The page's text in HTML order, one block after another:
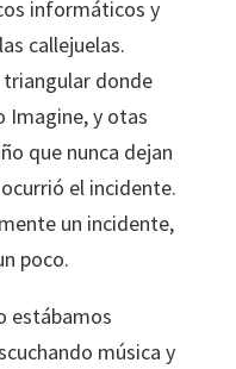
informáticos y
callejuelas.
triangular donde
Imagine, y otas
que nunca dejan
el incidente.
un incidente,
poco.
estábamos
música y